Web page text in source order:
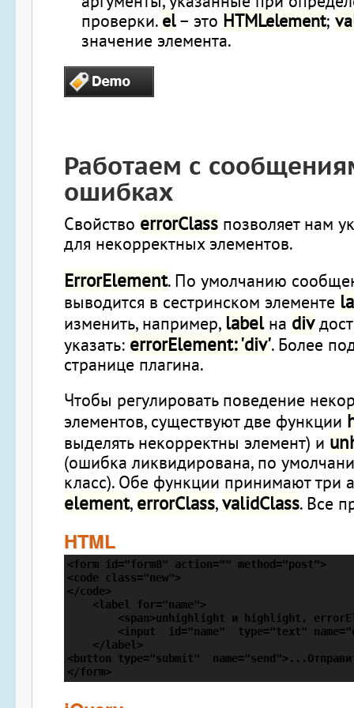
проверки. el– это HTMLelement;
значение элемента.
Работаем с
ошибках
Свойство errorClassпозволяет нам
для некорректных элементов.
ErrorElement. По умолчанию
выводится в сестринском элементе
изменить, например, labelна div
указать: errorElement: 'div'. Более
странице плагина.
Чтобы регулировать поведение
элементов, существуют две функции
выделять некорректны элемент) и
(ошибка ликвидирована, по
класс). Обе функции принимают три
element, errorClass,validClass. Все
HTML
<form id="form8" action="" method="post">
<code class="new">
</code>
    <label for="name">
<span>unhighlight и highlight,
<input  id="name"  type="text"
    </label>
<button type="submit"
</form>